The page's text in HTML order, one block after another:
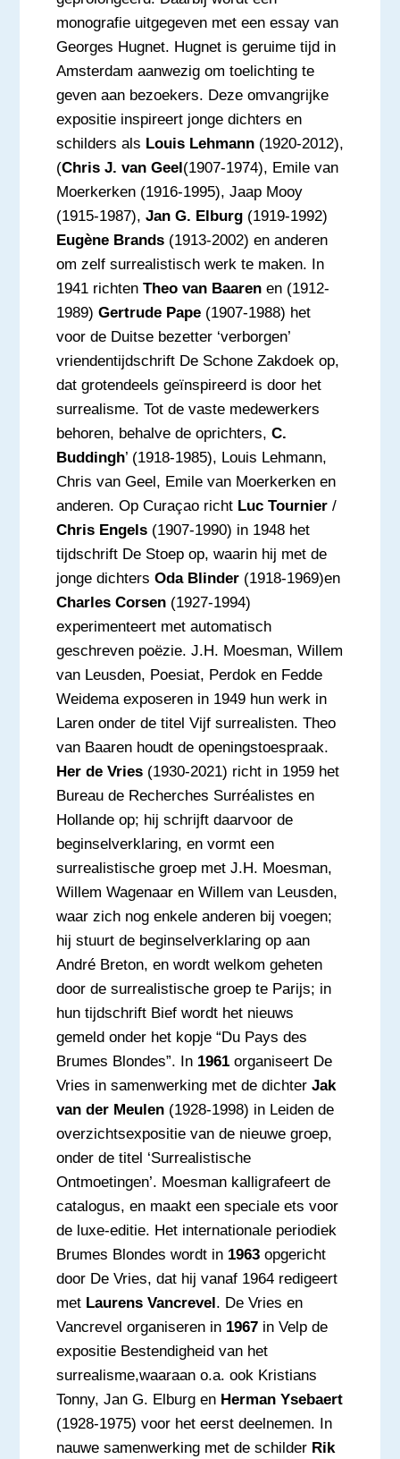
monografie uitgegeven met een essay van
Georges Hugnet. Hugnet is geruime tijd in
Amsterdam aanwezig om toelichting te
geven aan bezoekers. Deze omvangrijke
expositie inspireert jonge dichters en
schilders als Louis Lehmann(1920-2012),
(Chris J. van Geel(1907-1974), Emile van
Moerkerken (1916-1995), Jaap Mooy
(1915-1987), Jan G. Elburg(1919-1992)
Eugène Brands(1913-2002) en anderen
om zelf surrealistisch werk te maken. In
1941 richten Theo van Baarenen (1912-
1989) Gertrude Pape(1907-1988) het
voor de Duitse bezetter ‘verborgen’
vriendentijdschrift De Schone Zakdoek op,
dat grotendeels geïnspireerd is door het
surrealisme. Tot de vaste medewerkers
behoren, behalve de oprichters, C.
Buddingh’ (1918-1985), Louis Lehmann,
Chris van Geel, Emile van Moerkerken en
anderen. Op Curaçao richt Luc Tournier/
Chris Engels(1907-1990) in 1948 het
tijdschrift De Stoep op, waarin hij met de
jonge dichters Oda Blinder(1918-1969)en
Charles Corsen(1927-1994)
experimenteert met automatisch
geschreven poëzie. J.H. Moesman, Willem
van Leusden, Poesiat, Perdok en Fedde
Weidema exposeren in 1949 hun werk in
Laren onder de titel Vijf surrealisten. Theo
van Baaren houdt de openingstoespraak.
Her de Vries(1930-2021) richt in 1959 het
Bureau de Recherches Surréalistes en
Hollande op; hij schrijft daarvoor de
beginselverklaring, en vormt een
surrealistische groep met J.H. Moesman,
Willem Wagenaar en Willem van Leusden,
waar zich nog enkele anderen bij voegen;
hij stuurt de beginselverklaring op aan
André Breton, en wordt welkom geheten
door de surrealistische groep te Parijs; in
hun tijdschrift Bief wordt het nieuws
gemeld onder het kopje “Du Pays des
Brumes Blondes”. In 1961organiseert De
Vries in samenwerking met de dichter Jak
van der Meulen(1928-1998) in Leiden de
overzichtsexpositie van de nieuwe groep,
onder de titel ‘Surrealistische
Ontmoetingen’. Moesman kalligrafeert de
catalogus, en maakt een speciale ets voor
de luxe-editie. Het internationale periodiek
Brumes Blondes wordt in 1963opgericht
door De Vries, dat hij vanaf 1964 redigeert
met Laurens Vancrevel. De Vries en
Vancrevel organiseren in 1967in Velp de
expositie Bestendigheid van het
surrealisme,waaraan o.a. ook Kristians
Tonny, Jan G. Elburg en Herman Ysebaert
(1928-1975) voor het eerst deelnemen. In
nauwe samenwerking met de schilder Rik